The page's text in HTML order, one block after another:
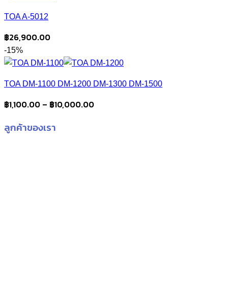
TOA A-5012
฿26,900.00
-15%
TOA DM-1100 DM-1200 DM-1300 DM-1500
฿1,100.00 – ฿10,000.00Price
ลูกค้าของเรา